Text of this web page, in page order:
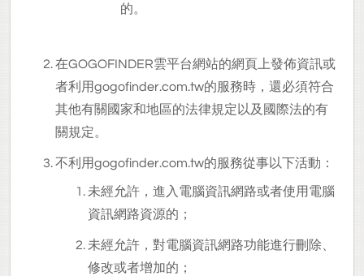
的。
在GOGOFINDER雲平台網站的網頁上發佈資訊或
者利用gogofinder.com.tw的服務時，還必須符合
其他有關國家和地區的法律規定以及國際法的有
關規定。
不利用gogofinder.com.tw的服務從事以下活動：
未經允許，進入電腦資訊網路或者使用電腦
資訊網路資源的；
未經允許，對電腦資訊網路功能進行刪除、
修改或者增加的；